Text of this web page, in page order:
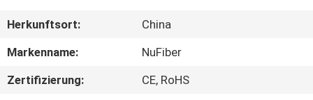
FABRIK-
Herkunftsort:
China
Markenname:
NuFiber
Zertifizierung:
CE, RoHS